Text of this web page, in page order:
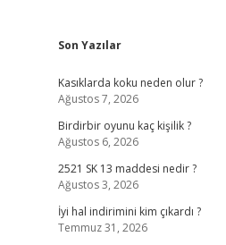
Sidebar
Son Yazılar
Kasıklarda koku neden olur ?
Ağustos 7, 2026
Birdirbir oyunu kaç kişilik ?
Ağustos 6, 2026
2521 SK 13 maddesi nedir ?
Ağustos 3, 2026
İyi hal indirimini kim çıkardı ?
Temmuz 31, 2026